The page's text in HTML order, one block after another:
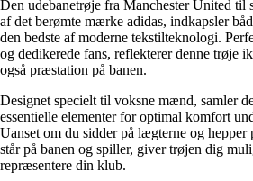
Den udebanetrøje fra Manchester United til
af det berømte mærke adidas, indkapsler
den bedste af moderne tekstilteknologi.
og dedikerede fans, reflekterer denne trøje
også præstation på banen.
Designet specielt til voksne mænd, samler
essentielle elementer for optimal komfort
Uanset om du sidder på lægterne og
står på banen og spiller, giver trøjen dig
repræsentere din klub.